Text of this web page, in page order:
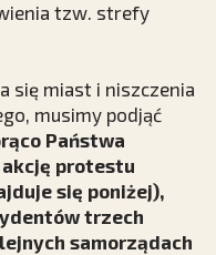
tzw. strefy
się miast i niszczenia
musimy podjąć
Państwa
akcję protestu
się poniżej),
trzech
samorządach